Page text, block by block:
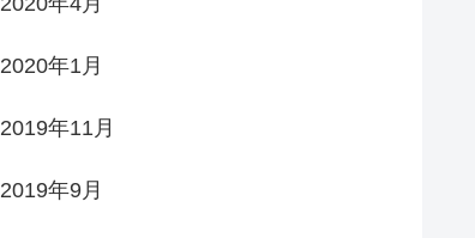
2020年1月
2019年11月
2019年9月